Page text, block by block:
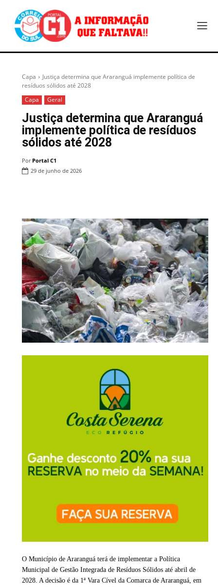
Capa
Justiça determina que Araranguá implemente política de
resíduos sólidos até 2028
Capa
Geral
Justiça determina que Araranguá
implemente política de resíduos
sólidos até 2028
Por Portal C1
29 de junho de 2026
O Município de Araranguá terá de implementar a Política
Municipal de Gestão Integrada de Resíduos Sólidos até abril de
2028. A decisão é da 1ª Vara Cível da Comarca de Araranguá, em